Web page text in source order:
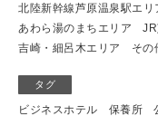
北陸新幹線芦原温泉駅エリ
あわら湯のまちエリア
吉崎・細呂木エリア
その
タグ
ビジネスホテル 保養所